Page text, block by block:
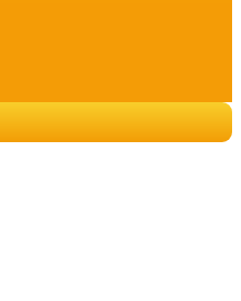
OXYGEN FITNESS